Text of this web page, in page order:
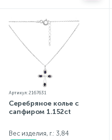
Артикул: 2167631
Серебряное колье с
сапфиром 1.152ct
Вес изделия, г.: 3,84